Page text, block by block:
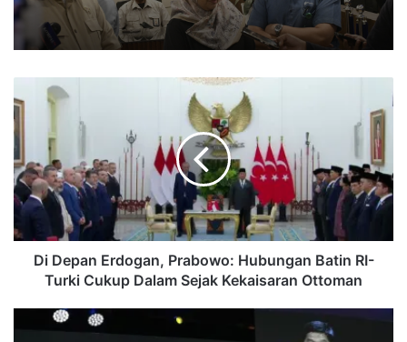
Depan
Erdogan,
Prabowo:
Hubungan
Batin
RI-
Turki
Cukup
Dalam
Ottoman
Di Depan Erdogan, Prabowo: Hubungan Batin RI-
Turki Cukup Dalam Sejak Kekaisaran Ottoman
Maruarar